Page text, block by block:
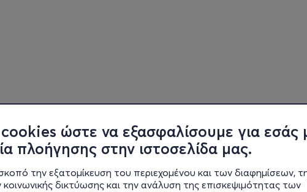
ώστε να εξασφαλίσουμε για εσάς
πλοήγησης στην ιστοσελίδα μας.
την εξατομίκευση του περιεχομένου και των διαφημίσεων,
δικτύωσης και την ανάλυση της επισκεψιμότητας των